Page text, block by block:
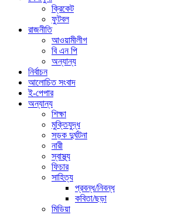
ক্রিকেট
ফুটবল
রাজনীতি
আওয়ামীলীগ
বি এন পি
অন্যান্য
নির্বাচন
আলোচিত সংবাদ
ই-পেপার
অন্যান্য
শিক্ষা
মুক্তিযুদ্ধ
সড়ক দুর্ঘটনা
নারী
স্বাস্থ্য
ফিচার
সাহিত্য
প্রবন্ধ/নিবন্ধ
কবিতা/ছড়া
মিডিয়া